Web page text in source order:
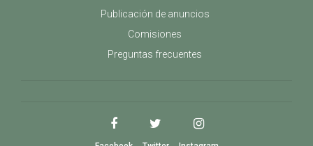
Publicación de anuncios
Comisiones
Preguntas frecuentes